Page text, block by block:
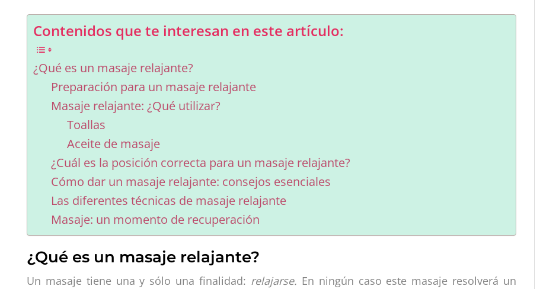
Contenidos que te interesan en este artículo:
¿Qué es un masaje relajante?
Preparación para un masaje relajante
Masaje relajante: ¿Qué utilizar?
Toallas
Aceite de masaje
¿Cuál es la posición correcta para un masaje relajante?
Cómo dar un masaje relajante: consejos esenciales
Las diferentes técnicas de masaje relajante
Masaje: un momento de recuperación
¿Qué es un masaje relajante?
Un masaje tiene una y sólo una finalidad: relajarse. En ningún caso este masaje resolverá un